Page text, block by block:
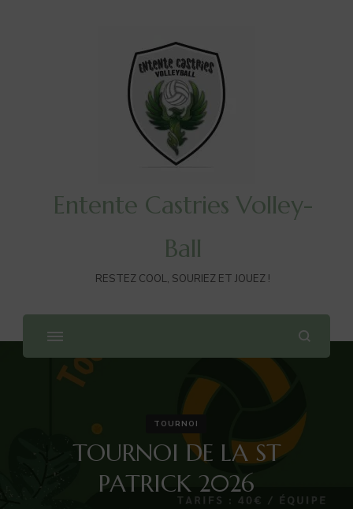
Entente Castries Volley-
Ball
RESTEZ COOL, SOURIEZ ET JOUEZ !
TOURNOI
TOURNOI DE LA ST
PATRICK 2026